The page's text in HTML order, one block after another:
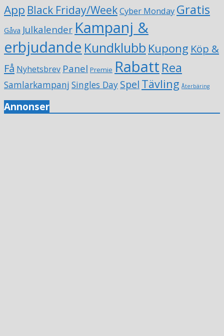
App Black Friday/WeekCyber Monday Gratis
Gåva Julkalender Kampanj &
erbjudande Kundklubb Kupong Köp &
Få Nyhetsbrev Panel Premie Rabatt Rea
Samlarkampanj Singles Day Spel Tävling Återbäring
Annonser